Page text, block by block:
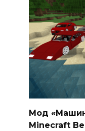
Мод
Minecraft